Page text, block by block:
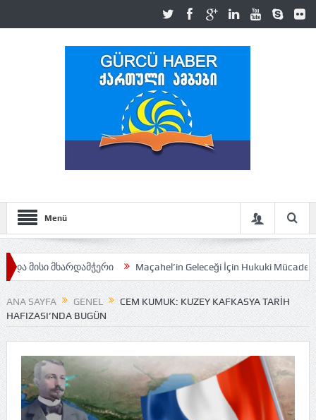
Menü
Maçahel’in Geleceği İçin Hukuki Mücadele Sürüyor
ANA SAYFA GENEL
CEM KUMUK: KUZEY KAFKASYA TARIH
HAFIZASI’NDA BUGÜN